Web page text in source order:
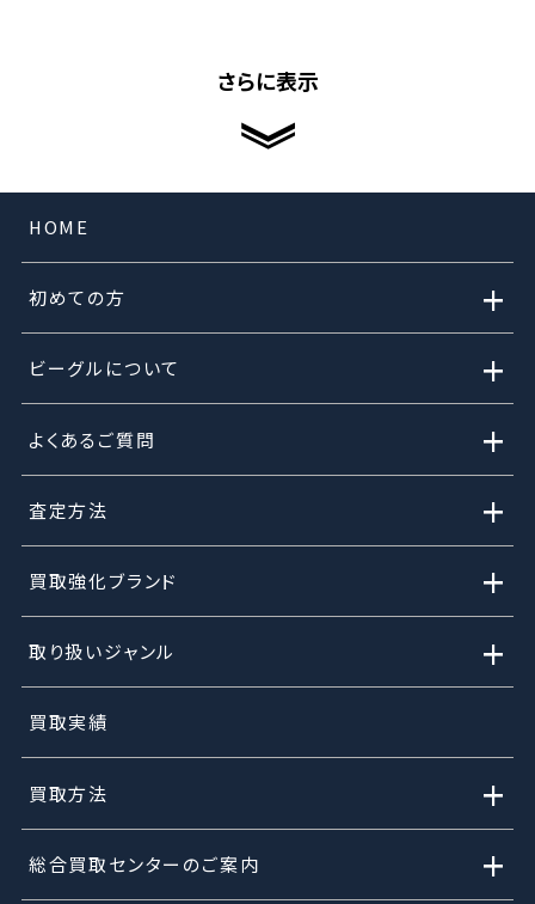
さらに表示
HOME
初めての方 +
ビーグルについて +
よくあるご質問 +
査定方法 +
買取強化ブランド +
取り扱いジャンル +
買取実績
買取方法 +
総合買取センターのご案内 +